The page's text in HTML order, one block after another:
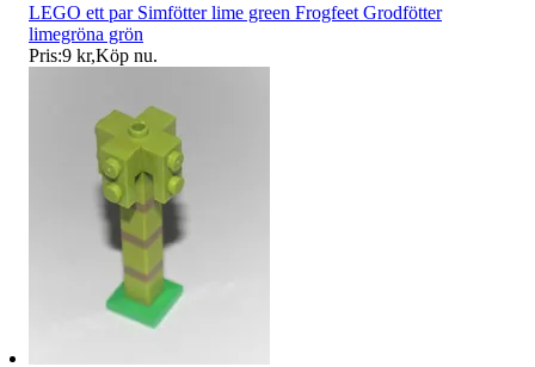
LEGO ett par Simfötter lime green Frogfeet Grodfötter
limegröna grön
Pris:9 kr,Köp nu.